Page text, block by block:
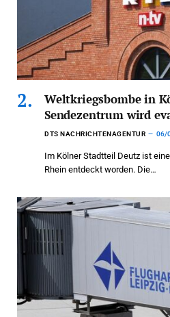
Weltkriegsbombe in
Sendezentrum wird
DTS NACHRICHTENAGENTUR 06/
Im Kölner Stadtteil Deutz ist
Rhein entdeckt worden. Die…